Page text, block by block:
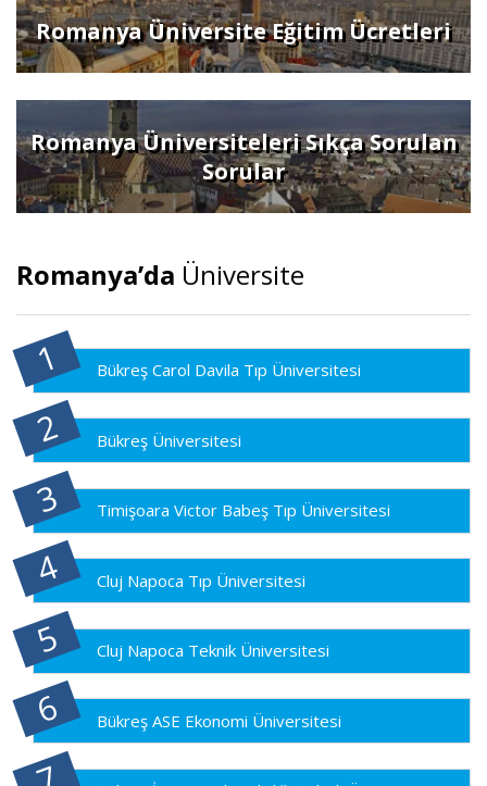
Romanya Üniversite Eğitim Ücretleri
Romanya Üniversiteleri Sıkça Sorulan
Sorular
Romanya’da Üniversite
Bükreş Carol Davila Tıp Üniversitesi
Bükreş Üniversitesi
Timişoara Victor Babeş Tıp Üniversitesi
Cluj Napoca Tıp Üniversitesi
Cluj Napoca Teknik Üniversitesi
Bükreş ASE Ekonomi Üniversitesi